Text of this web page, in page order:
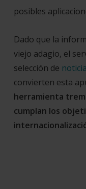
posibles
Dado que la
viejo adagio, el
selección de
convierten esta
herramienta
cumplan los